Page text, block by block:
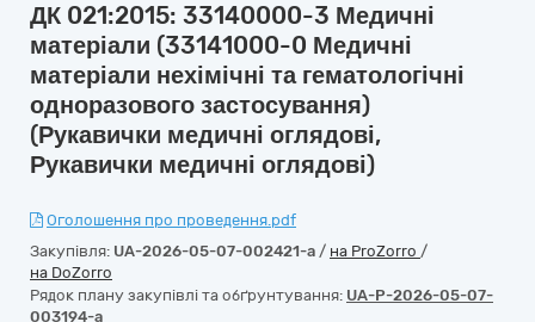
ДК 021:2015: 33140000-3 Медичні
матеріали (33141000-0 Медичні
матеріали нехімічні та гематологічні
одноразового застосування)
(Рукавички медичні оглядові,
Рукавички медичні оглядові)
Оголошення про проведення.pdf
Закупівля: UA-2026-05-07-002421-a / на ProZorro /
на DoZorro
Рядок плану закупівлі та обґрунтування: UA-P-2026-05-07-
003194-a